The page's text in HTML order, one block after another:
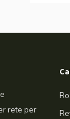
rete per